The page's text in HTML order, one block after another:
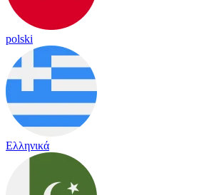
polski
Ελληνικά